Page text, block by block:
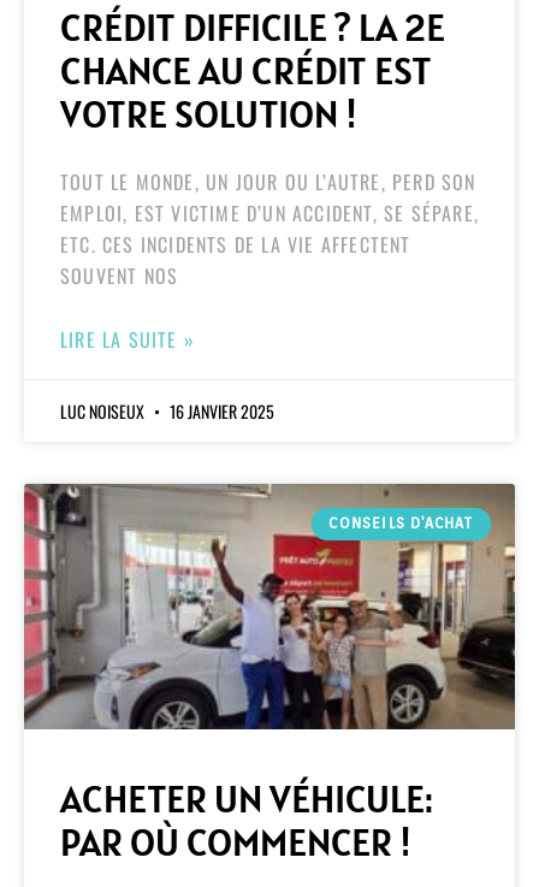
CRÉDIT DIFFICILE ? LA 2E
CHANCE AU CRÉDIT EST
VOTRE SOLUTION !
TOUT LE MONDE, UN JOUR OU L’AUTRE, PERD SON
EMPLOI, EST VICTIME D’UN ACCIDENT, SE SÉPARE,
ETC. CES INCIDENTS DE LA VIE AFFECTENT
SOUVENT NOS
LIRE LA SUITE »
LUC NOISEUX 16 JANVIER 2025
CONSEILS D'ACHAT
ACHETER UN VÉHICULE:
PAR OÙ COMMENCER !